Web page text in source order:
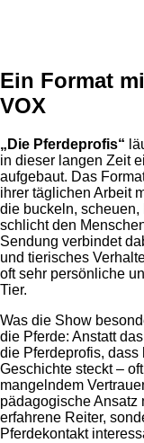
Ein Format
VOX
„Die Pferdeprofis“
in dieser langen Zeit
aufgebaut. Das
ihrer täglichen Arbeit
die buckeln,
schlicht den
Sendung verbindet
und tierisches
oft sehr persönliche
Tier.
Was die Show
die Pferde: Anstatt
die Pferdeprofis,
Geschichte steckt –
mangelndem
pädagogische Ansatz
erfahrene Reiter,
Pferdekontakt